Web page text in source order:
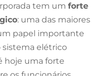
tem um forte
: uma das maiores
papel importante
sistema elétrico
hoje uma forte